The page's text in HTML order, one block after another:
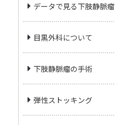
データで見る下肢静脈瘤
目黒外科について
下肢静脈瘤の手術
弾性ストッキング